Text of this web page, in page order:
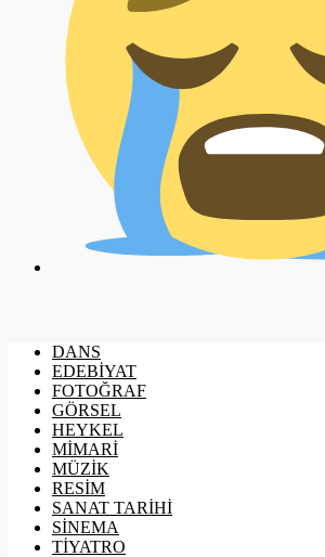
DANS
EDEBİYAT
FOTOĞRAF
GÖRSEL
HEYKEL
MİMARİ
MÜZİK
RESİM
SANAT TARİHİ
SİNEMA
TİYATRO